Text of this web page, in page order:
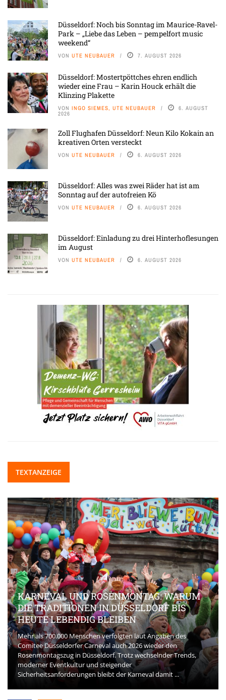
Düsseldorf: Noch bis Sonntag im Maurice-Ravel-
Park – „Liebe das Leben – pempelfort music
weekend“
VON UTE NEUBAUER 7. AUGUST 2026
Düsseldorf: Mostertpöttches ehren endlich
wieder eine Frau – Karin Houck erhält die
Klinzing Plakette
VON INGO SIEMES, UTE NEUBAUER 6. AUGUST
2026
Zoll Flughafen Düsseldorf: Neun Kilo Kokain an
kreativen Orten versteckt
VON UTE NEUBAUER 6. AUGUST 2026
Düsseldorf: Alles was zwei Räder hat ist am
Sonntag auf der autofreien Kö
VON UTE NEUBAUER 6. AUGUST 2026
Düsseldorf: Einladung zu drei Hinterhoflesungen
im August
VON UTE NEUBAUER 6. AUGUST 2026
TEXTANZEIGE
KARNEVAL UND ROSENMONTAG: WARUM
DIE TRADITIONEN IN DÜSSELDORF BIS
HEUTE LEBENDIG BLEIBEN
Mehr als 700.000 Menschen verfolgten laut Angaben des
Comitee Düsseldorfer Carneval auch 2026 wieder den
Rosenmontagszug in Düsseldorf. Trotz wechselnder Trends,
moderner Eventkultur und steigender
Sicherheitsanforderungen bleibt der Karneval damit ...